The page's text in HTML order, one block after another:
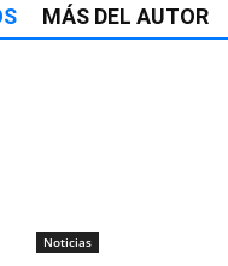
MÁS DEL AUTOR
Noticias